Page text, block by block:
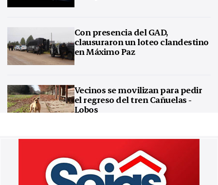
Con presencia del GAD,
clausuraron un loteo clandestino
en Máximo Paz
Vecinos se movilizan para pedir
el regreso del tren Cañuelas -
Lobos